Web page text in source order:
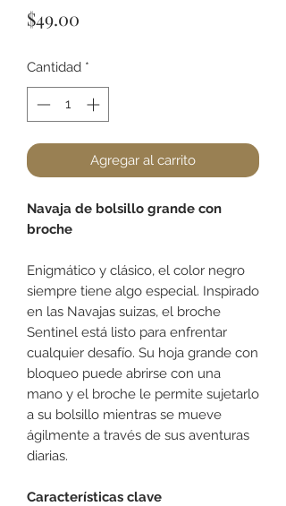
$49.00
Cantidad *
Agregar al carrito
Navaja de bolsillo grande con
broche
Enigmático y clásico, el color negro
siempre tiene algo especial. Inspirado
en las Navajas suizas, el broche
Sentinel está listo para enfrentar
cualquier desafío. Su hoja grande con
bloqueo puede abrirse con una
mano y el broche le permite sujetarlo
a su bolsillo mientras se mueve
ágilmente a través de sus aventuras
diarias.
Características clave